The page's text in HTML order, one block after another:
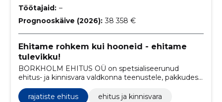
Töötajaid: –
Prognooskäive (2026): 38 358 €
Ehitame rohkem kui hooneid - ehitame
tulevikku!
BORKHOLM EHITUS OÜ on spetsialiseerunud
ehitus- ja kinnisvara valdkonna teenustele, pakkudes
katusetöid ja tsiviilehitustöid, mis hõlmavad alates
teede ehitusest kuni katuste paigaldamiseni.
rajatiste ehitus
ehitus ja kinnisvara